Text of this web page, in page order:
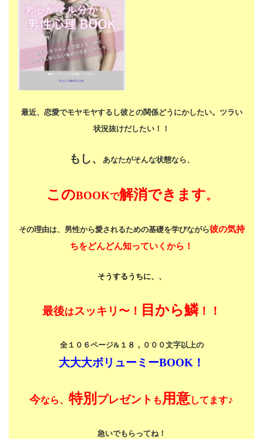
最近、恋愛でモヤモヤするし彼との関係どうにかしたい。 ツラい
状況抜けだしたい！！
もし、 あなたがそんな状態なら、
このBOOKで解消できます。
その理由は、男性から愛されるための基礎を学びながら彼の気持
ちをどんどん知っていくから！
そうするうちに、、
最後はスッキリ〜！ 目から鱗！！
全１０６ページ&１８，０００文字以上の
大大大ボリューミーBOOK！
今なら、 特別 プレゼント も 用意してます♪
急いでもらってね！